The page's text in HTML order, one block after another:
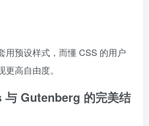
用预设样式，而懂 CSS 的用户
高自由度。
Gutenberg 的完美结